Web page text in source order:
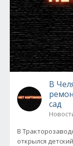
В
сад
В
открылся